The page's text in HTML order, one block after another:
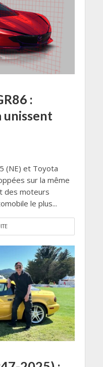
:
unissent
(NE) et Toyota
sur la même
des moteurs
le plus...